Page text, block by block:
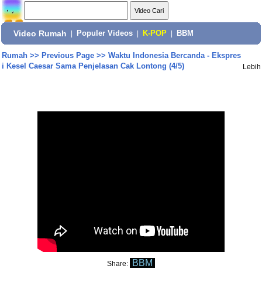
Video Rumah Populer Videos K-POP BBM
Rumah>> Previous Page>> Waktu Indonesia Bercanda - Ekspres
i Kesel Caesar Sama Penjelasan Cak Lontong (4/5)
Lebih
Share: BBM